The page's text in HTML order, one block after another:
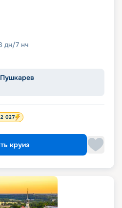
дн/7 нч
027
круиз